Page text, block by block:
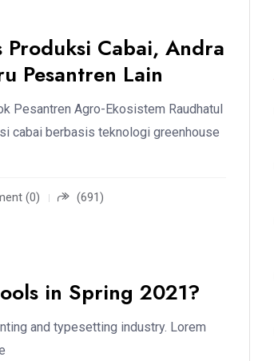
Produksi Cabai, Andra
Pesantren Lain
Pesantren Agro-Ekosistem Raudhatul
cabai berbasis teknologi greenhouse
(0) (691)
in Spring 2021?
and typesetting industry. Lorem